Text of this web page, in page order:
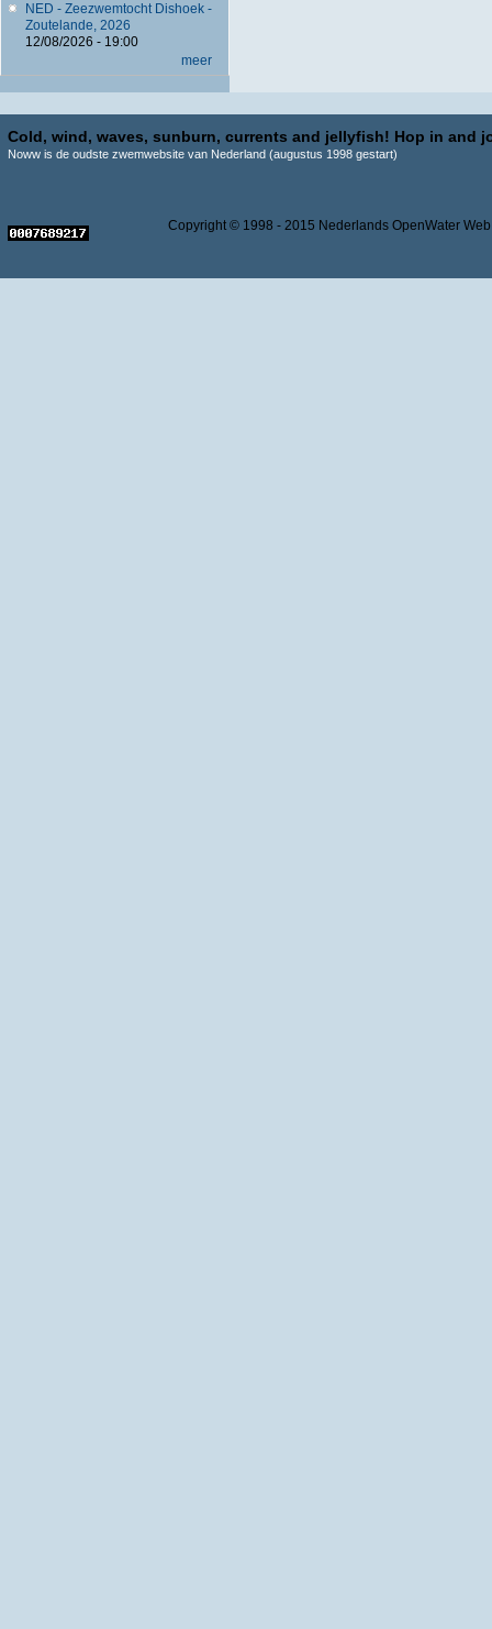
NED - Zeezwemtocht Dishoek -
Zoutelande, 2026
12/08/2026 - 19:00
meer
Cold, wind, waves, sunburn, currents and jellyfish! Hop in and
Noww is de oudste zwemwebsite van Nederland (augustus 1998 gestart)
Copyright © 1998 - 2015 Nederlands OpenWater